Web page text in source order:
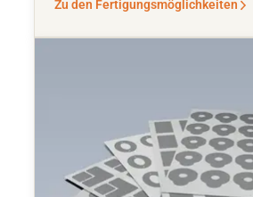
Zu den Fertigungsmöglichkeiten